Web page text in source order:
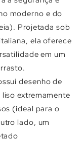
moderno e do
Projetada sob
ela oferece
em um
desenho de
extremamente
(ideal para o
lado, um